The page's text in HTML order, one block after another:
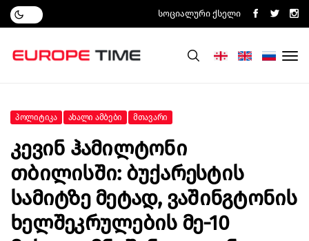
Სოციალური Ქსელი
Პოლიტიკა Ახალი Ამბები Მთავარი
Კევინ Ჰამილტონი
Თბილისში: Ბუქარესტის
Სამიტზე Მეტად, Ვაშინგტონის
Ხელშეკრულების Მე-10